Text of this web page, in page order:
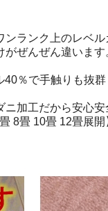
ンランク上のレベ
ぜんぜん違います
％で手触りも抜群
工だから安心安
8畳 10畳 12畳展開